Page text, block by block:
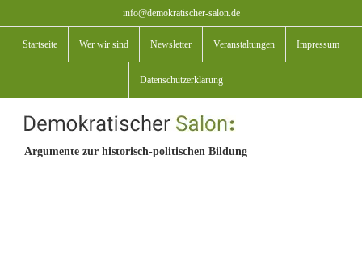
Inhalt
springen
info@demokratischer-salon.de
Startseite Wer wir sind Newsletter Veranstaltungen Impressum
Datenschutzerklärung
Argumente zur historisch-politischen Bildung